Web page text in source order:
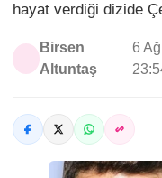
hayat verdiği dizide
Birsen
Altuntaş
6